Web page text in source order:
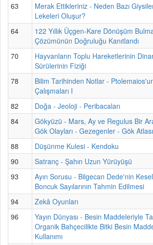
63
Merak Ettikleriniz - Neden Bazı
Lekeleri Oluşur?
64
122 Yıllık Üçgen-Kare Dönüşüm
Çözümünün Doğruluğu Kanıtlandı
70
Hayvanların Toplu Hareketlerinin
Sürülerinin Fiziği
78
Bilim Tarihinden Notlar -
Çalışmaları I
82
Doğa - Jeoloji - Peribacaları
84
Gökyüzü - Mars, Ay ve Regulus Bir
Gök Olayları - Gezegenler - Gök Atlası
88
Düşünme Kulesi - Kendoku
90
Satranç - Şahın Uzun Yürüyüşü
93
Ayın Sorusu - Bilgecan Dede'nin
Boncuk Sayılarının Tahmin Edilmesi
94
Zekâ Oyunları
96
Yayın Dünyası - Besin Maddeleriyle
Organik Bahçecilikte Bitki Besin
Kullanımı